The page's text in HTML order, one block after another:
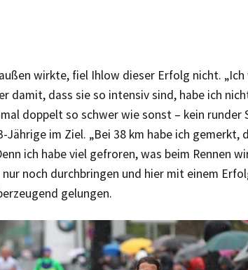
wirkte, fiel Ihlow dieser Erfolg nicht.
damit, dass sie so intensiv sind, habe ich
doppelt so schwer wie sonst – kein runder
Jährige im Ziel. „Bei 38 km habe ich gemerkt,
ich habe viel gefroren, was beim Rennen
noch durchbringen und hier mit einem
gelungen.